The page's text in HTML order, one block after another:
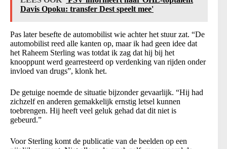
Davis Opoku: transfer Dest speelt mee'
Pas later besefte de automobilist wie achter het stuur zat. “De
automobilist reed alle kanten op, maar ik had geen idee dat
het Raheem Sterling was totdat ik zag dat hij bij het
knooppunt werd gearresteerd op verdenking van rijden onder
invloed van drugs”, klonk het.
De getuige noemde de situatie bijzonder gevaarlijk. “Hij had
zichzelf en anderen gemakkelijk ernstig letsel kunnen
toebrengen. Hij heeft veel geluk gehad dat dit niet is
gebeurd.”
Voor Sterling komt de publicatie van de beelden op een